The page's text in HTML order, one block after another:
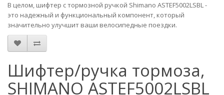
В целом, шифтер с тормозной ручкой Shimano ASTEF5002LSBL -
это надежный и функциональный компонент, который
значительно улучшит ваши велосипедные поездки.
Шифтер/ручка тормоза,
SHIMANO ASTEF5002LSBL